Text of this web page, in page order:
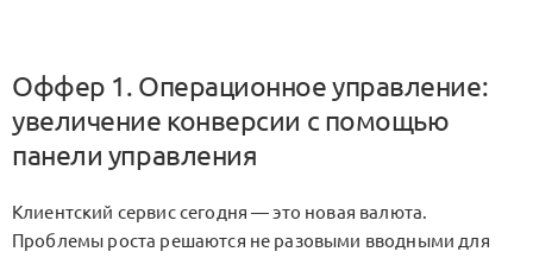
Оффер 1. Операционное управление:
увеличение конверсии с помощью
панели управления
Клиентский сервис сегодня — это новая валюта.
Проблемы роста решаются не разовыми вводными для